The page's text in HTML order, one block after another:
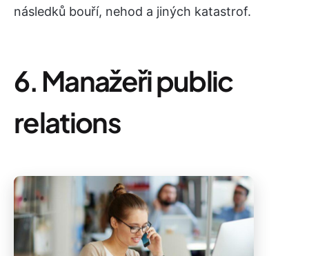
následků bouří, nehod a jiných katastrof.
6. Manažeři public
relations